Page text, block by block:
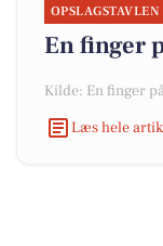
OPSLAGSTAVLEN
En finger
Kilde: En finger
Læs hele